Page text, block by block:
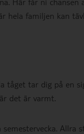
hela familjen kan
tar dig på en
det är varmt.
Allra